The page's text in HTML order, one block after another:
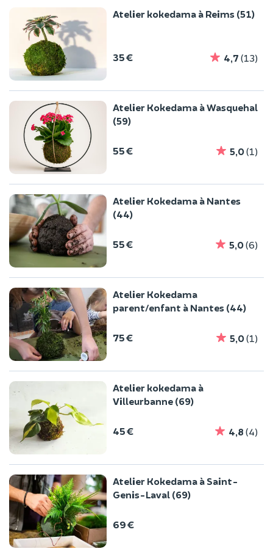
Atelier kokedama à Reims (51)
35 € 4,7 (13)
Atelier Kokedama à Wasquehal
(59)
55 € 5,0(1)
Atelier Kokedama à Nantes
(44)
55 € 5,0(6)
Atelier Kokedama
parent/enfant à Nantes (44)
75 € 5,0(1)
Atelier kokedama à
Villeurbanne (69)
45 € 4,8 (4)
Atelier Kokedama à Saint-
Genis-Laval (69)
69 €